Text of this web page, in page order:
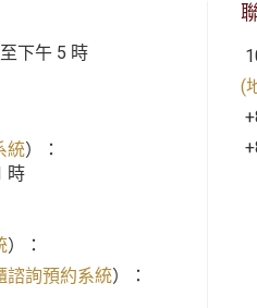
下午 5 時
統）：
時
）：
諮詢預約系統）：
(